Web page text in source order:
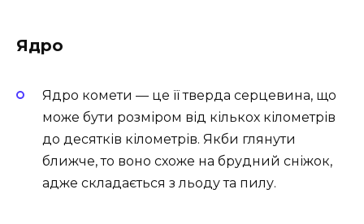
Ядро
Ядро комети — це її тверда серцевина, що
може бути розміром від кількох кілометрів
до десятків кілометрів. Якби глянути
ближче, то воно схоже на брудний сніжок,
адже складається з льоду та пилу.